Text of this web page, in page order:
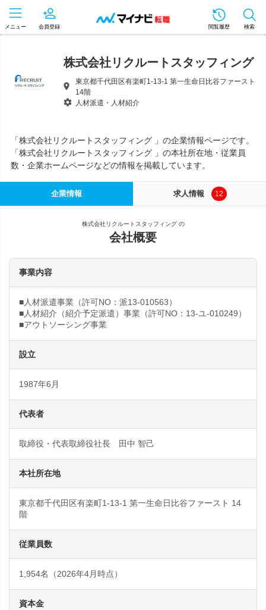
メニュー 会員登録 閲覧履歴 検索
株式会社リクルートスタッフィング
東京都千代田区有楽町1-13-1 第一生命日比谷ファースト
14階
人材派遣・人材紹介
「株式会社リクルートスタッフィング 」の企業情報ページです。
「株式会社リクルートスタッフィング 」の本社所在地・従業員
数・企業ホームページなどの情報を掲載しています。
企業情報 求人情報 12
株式会社リクルートスタッフィング の
会社概要
事業内容
■人材派遣事業（許可NO：派13-010563）
■人材紹介（紹介予定派遣）事業（許可NO：13-ユ-010249）
■アウトソーシング事業
設立
1987年6月
代表者
取締役・代表取締役社長 田中 智己
本社所在地
東京都千代田区有楽町1-13-1 第一生命日比谷ファースト 14
階
従業員数
1,954名（2026年4月時点）
資本金